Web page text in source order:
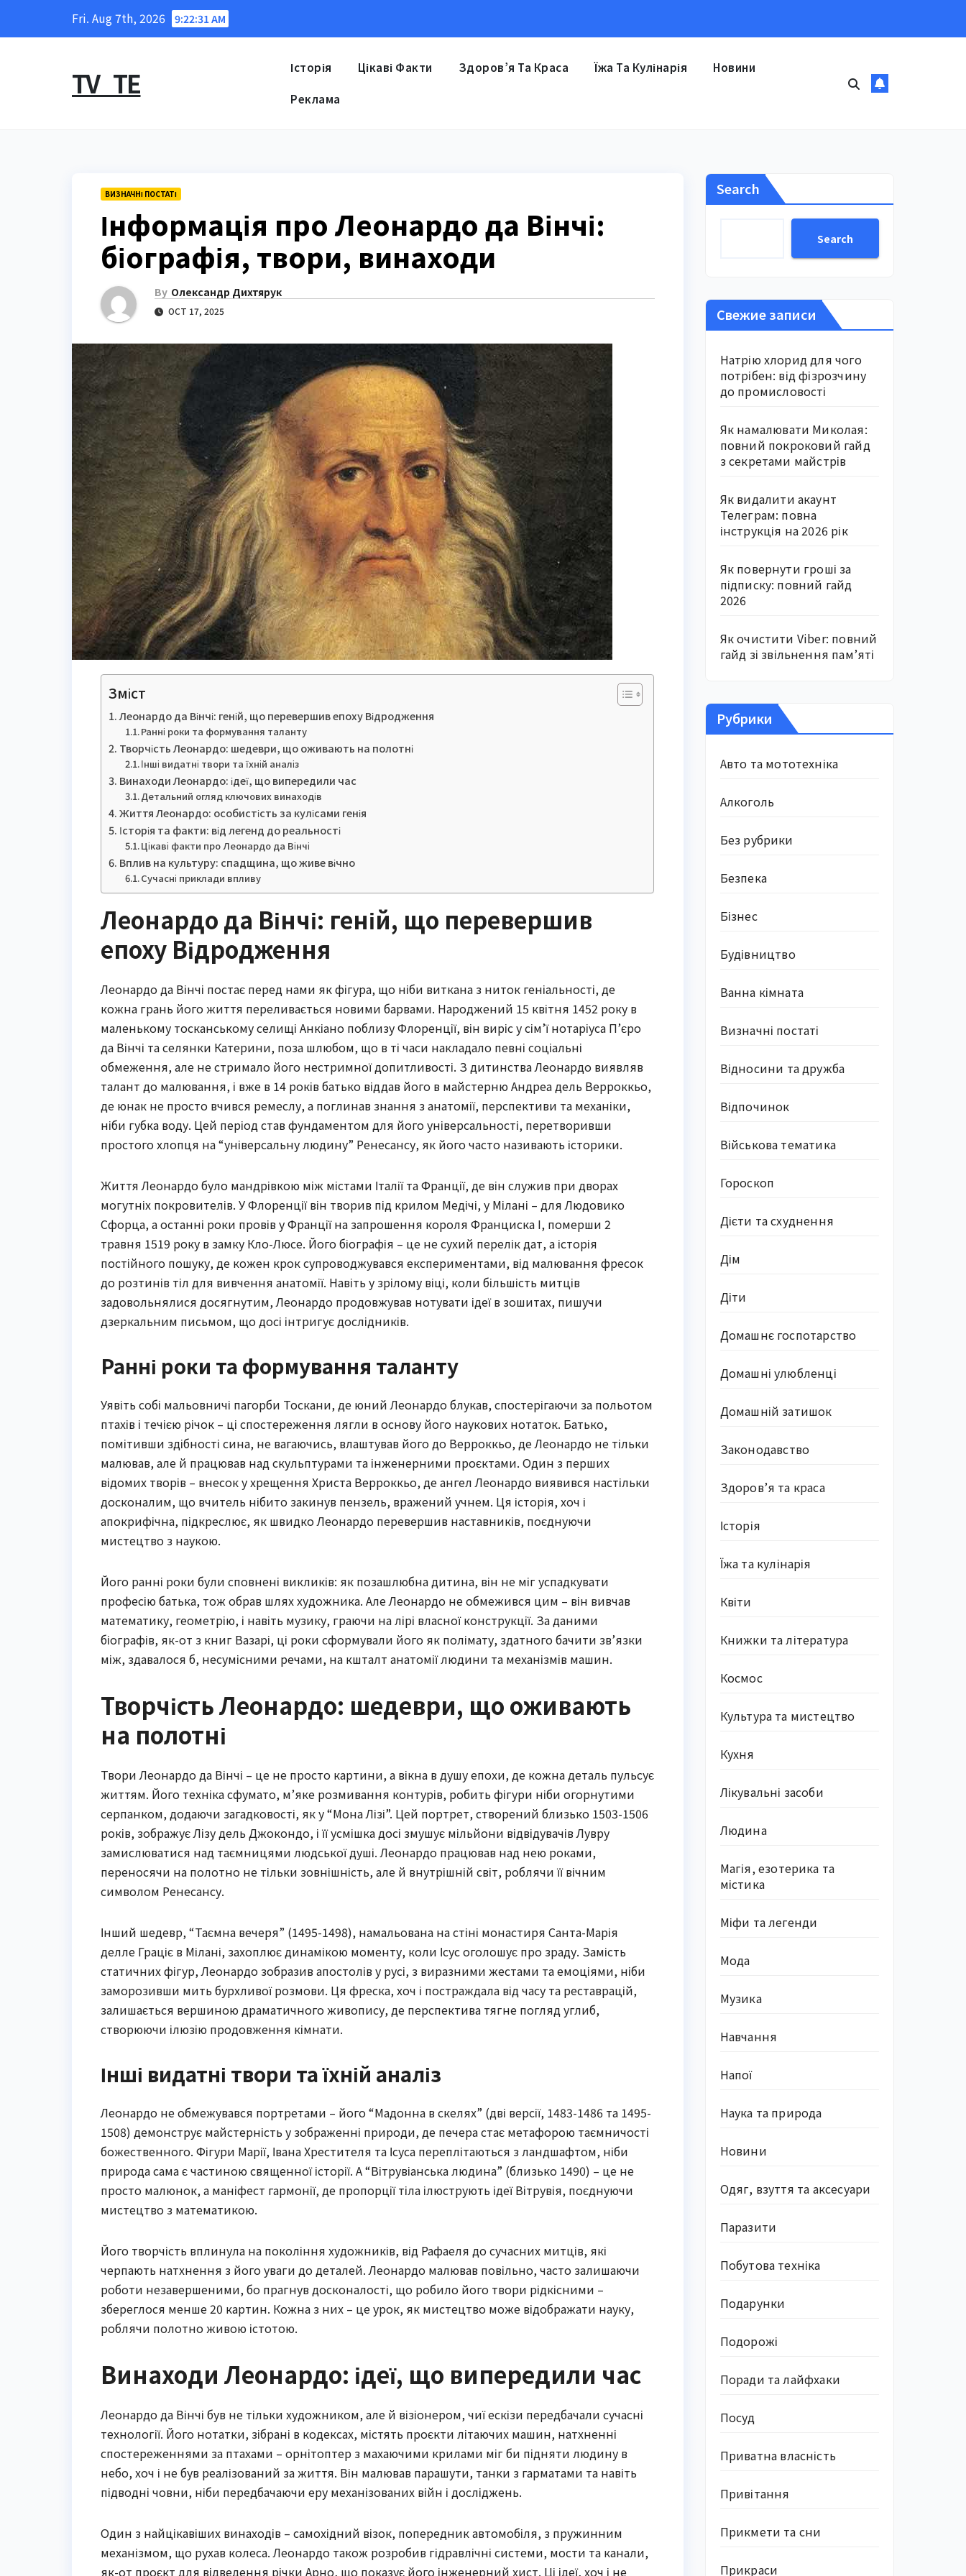
Fri. Aug 7th, 2026 9:22:32 AM
TV_TE Історія Цікаві Факти Здоров’я Та Краса Їжа Та Кулінарія Новини
Реклама
ВИЗНАЧНІ ПОСТАТІ
Інформація про Леонардо да Вінчі:
біографія, твори, винаходи
By Олександр Дихтярук
OCT 17, 2025
Зміст
Леонардо да Вінчі: геній, що перевершив епоху Відродження
Ранні роки та формування таланту
Творчість Леонардо: шедеври, що оживають на полотні
Інші видатні твори та їхній аналіз
Винаходи Леонардо: ідеї, що випередили час
Детальний огляд ключових винаходів
Життя Леонардо: особистість за кулісами генія
Історія та факти: від легенд до реальності
Цікаві факти про Леонардо да Вінчі
Вплив на культуру: спадщина, що живе вічно
Сучасні приклади впливу
Леонардо да Вінчі: геній, що перевершив
епоху Відродження
Леонардо да Вінчі постає перед нами як фігура, що ніби виткана з ниток геніальності, де
кожна грань його життя переливається новими барвами. Народжений 15 квітня 1452 року в
маленькому тосканському селищі Анкіано поблизу Флоренції, він виріс у сім’ї нотаріуса П’єро
да Вінчі та селянки Катерини, поза шлюбом, що в ті часи накладало певні соціальні
обмеження, але не стримало його нестримної допитливості. З дитинства Леонардо виявляв
талант до малювання, і вже в 14 років батько віддав його в майстерню Андреа дель Верроккьо,
де юнак не просто вчився ремеслу, а поглинав знання з анатомії, перспективи та механіки,
ніби губка воду. Цей період став фундаментом для його універсальності, перетворивши
простого хлопця на “універсальну людину” Ренесансу, як його часто називають історики.
Життя Леонардо було мандрівкою між містами Італії та Франції, де він служив при дворах
могутніх покровителів. У Флоренції він творив під крилом Медічі, у Мілані – для Людовико
Сфорца, а останні роки провів у Франції на запрошення короля Франциска I, померши 2
травня 1519 року в замку Кло-Люсе. Його біографія – це не сухий перелік дат, а історія
постійного пошуку, де кожен крок супроводжувався експериментами, від малювання фресок
до розтинів тіл для вивчення анатомії. Навіть у зрілому віці, коли більшість митців
задовольнялися досягнутим, Леонардо продовжував нотувати ідеї в зошитах, пишучи
дзеркальним письмом, що досі інтригує дослідників.
Ранні роки та формування таланту
Уявіть собі мальовничі пагорби Тоскани, де юний Леонардо блукав, спостерігаючи за польотом
птахів і течією річок – ці спостереження лягли в основу його наукових нотаток. Батько,
помітивши здібності сина, не вагаючись, влаштував його до Верроккьо, де Леонардо не тільки
малював, але й працював над скульптурами та інженерними проєктами. Один з перших
відомих творів – внесок у хрещення Христа Верроккьо, де ангел Леонардо виявився настільки
досконалим, що вчитель нібито закинув пензель, вражений учнем. Ця історія, хоч і
апокрифічна, підкреслює, як швидко Леонардо перевершив наставників, поєднуючи
мистецтво з наукою.
Його ранні роки були сповнені викликів: як позашлюбна дитина, він не міг успадкувати
професію батька, тож обрав шлях художника. Але Леонардо не обмежився цим – він вивчав
математику, геометрію, і навіть музику, граючи на лірі власної конструкції. За даними
біографів, як-от з книг Вазарі, ці роки сформували його як полімату, здатного бачити зв’язки
між, здавалося б, несумісними речами, на кшталт анатомії людини та механізмів машин.
Творчість Леонардо: шедеври, що оживають
на полотні
Твори Леонардо да Вінчі – це не просто картини, а вікна в душу епохи, де кожна деталь пульсує
життям. Його техніка сфумато, м’яке розмивання контурів, робить фігури ніби огорнутими
серпанком, додаючи загадковості, як у “Мона Лізі”. Цей портрет, створений близько 1503-1506
років, зображує Лізу дель Джокондо, і її усмішка досі змушує мільйони відвідувачів Лувру
замислюватися над таємницями людської душі. Леонардо працював над нею роками,
переносячи на полотно не тільки зовнішність, але й внутрішній світ, роблячи її вічним
символом Ренесансу.
Інший шедевр, “Таємна вечеря” (1495-1498), намальована на стіні монастиря Санта-Марія
делле Граціє в Мілані, захоплює динамікою моменту, коли Ісус оголошує про зраду. Замість
статичних фігур, Леонардо зобразив апостолів у русі, з виразними жестами та емоціями, ніби
заморозивши мить бурхливої розмови. Ця фреска, хоч і постраждала від часу та реставрацій,
залишається вершиною драматичного живопису, де перспектива тягне погляд углиб,
створюючи ілюзію продовження кімнати.
Інші видатні твори та їхній аналіз
Леонардо не обмежувався портретами – його “Мадонна в скелях” (дві версії, 1483-1486 та 1495-
1508) демонструє майстерність у зображенні природи, де печера стає метафорою таємничості
божественного. Фігури Марії, Івана Хрестителя та Ісуса переплітаються з ландшафтом, ніби
природа сама є частиною священної історії. А “Вітрувіанська людина” (близько 1490) – це не
просто малюнок, а маніфест гармонії, де пропорції тіла ілюструють ідеї Вітрувія, поєднуючи
мистецтво з математикою.
Його творчість вплинула на покоління художників, від Рафаеля до сучасних митців, які
черпають натхнення з його уваги до деталей. Леонардо малював повільно, часто залишаючи
роботи незавершеними, бо прагнув досконалості, що робило його твори рідкісними –
збереглося менше 20 картин. Кожна з них – це урок, як мистецтво може відображати науку,
роблячи полотно живою істотою.
Винаходи Леонардо: ідеї, що випередили час
Леонардо да Вінчі був не тільки художником, але й візіонером, чиї ескізи передбачали сучасні
технології. Його нотатки, зібрані в кодексах, містять проєкти літаючих машин, натхненні
спостереженнями за птахами – орнітоптер з махаючими крилами міг би підняти людину в
небо, хоч і не був реалізований за життя. Він малював парашути, танки з гарматами та навіть
підводні човни, ніби передбачаючи еру механізованих війн і досліджень.
Один з найцікавіших винаходів – самохідний візок, попередник автомобіля, з пружинним
механізмом, що рухав колеса. Леонардо також розробив гідравлічні системи, мости та канали,
як-от проєкт для відведення річки Арно, що показує його інженерний хист. Ці ідеї, хоч і не
Search
Search
Свежие записи
Натрію хлорид для чого
потрібен: від фізрозчину
до промисловості
Як намалювати Миколая:
повний покроковий гайд
з секретами майстрів
Як видалити акаунт
Телеграм: повна
інструкція на 2026 рік
Як повернути гроші за
підписку: повний гайд
2026
Як очистити Viber: повний
гайд зі звільнення пам’яті
Рубрики
Авто та мототехніка
Алкоголь
Без рубрики
Безпека
Бізнес
Будівництво
Ванна кімната
Визначні постаті
Відносини та дружба
Відпочинок
Військова тематика
Гороскоп
Дієти та схуднення
Дім
Діти
Домашнє госпотарство
Домашні улюбленці
Домашній затишок
Законодавство
Здоров’я та краса
Історія
Їжа та кулінарія
Квіти
Книжки та література
Космос
Культура та мистецтво
Кухня
Лікувальні засоби
Людина
Магія, езотерика та
містика
Міфи та легенди
Мода
Музика
Навчання
Напої
Наука та природа
Новини
Одяг, взуття та аксесуари
Паразити
Побутова техніка
Подарунки
Подорожі
Поради та лайфхаки
Посуд
Приватна власність
Привітання
Прикмети та сни
Прикраси